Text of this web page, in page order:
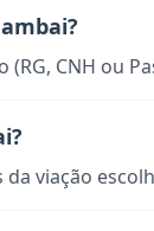
CNH ou
viação